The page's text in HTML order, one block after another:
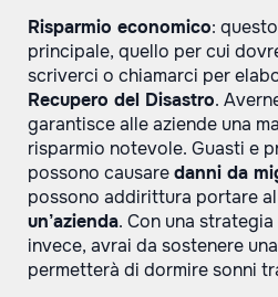
Risparmio economico:
principale, quello per cui
scriverci o chiamarci per
Recupero del Disastro.
garantisce alle aziende una
risparmio notevole. Guasti e
possono causaredanni da
possono addirittura portare al
un’azienda. Con una
invece, avrai da sostenere
permetterà di dormire sonni